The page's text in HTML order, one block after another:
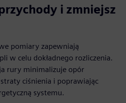
i zmniejsz
pomiary zapewniają
w celu dokładnego rozliczenia.
rury minimalizuje opór
ciśnienia i poprawiając
systemu.